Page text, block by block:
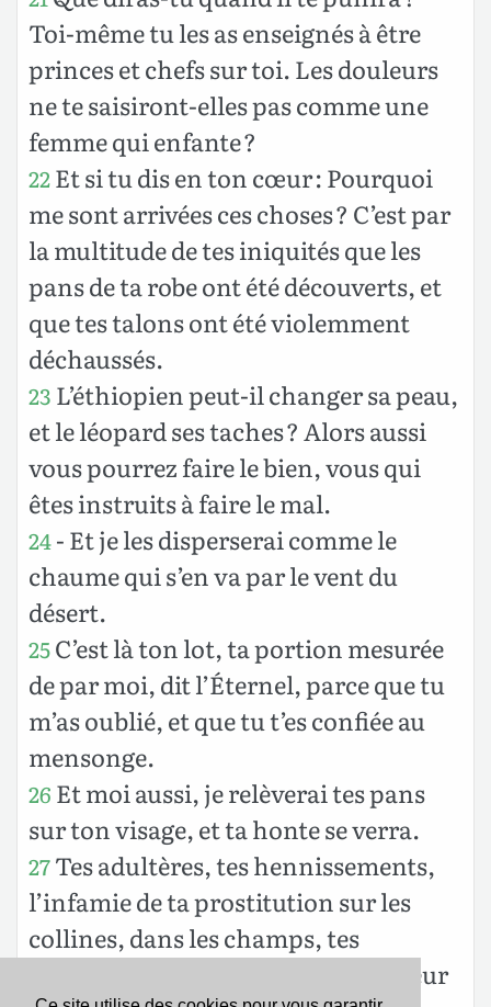
Toi-même tu les as enseignés à être
princes et chefs sur toi. Les douleurs
ne te saisiront-elles pas comme une
femme qui enfante ?
22Et si tu dis en ton cœur : Pourquoi
me sont arrivées ces choses ? C’est par
la multitude de tes iniquités que les
pans de ta robe ont été découverts, et
que tes talons ont été violemment
déchaussés.
23 L’éthiopien peut-il changer sa peau,
et le léopard ses taches ? Alors aussi
vous pourrez faire le bien, vous qui
êtes instruits à faire le mal.
24- Et je les disperserai comme le
chaume qui s’en va par le vent du
désert.
25C’est là ton lot, ta portion mesurée
de par moi, dit l’Éternel, parce que tu
m’as oublié, et que tu t’es confiée au
mensonge.
26 Et moi aussi, je relèverai tes pans
sur ton visage, et ta honte se verra.
27Tes adultères, tes hennissements,
l’infamie de ta prostitution sur les
collines, dans les champs, tes
abominations, je les ai vues. Malheur